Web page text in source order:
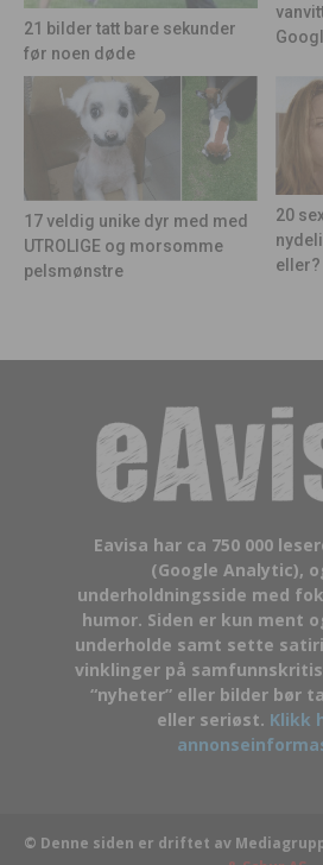
21 bilder tatt bare sekunder
før noen døde
17 veldig unike dyr med med
UTROLIGE og morsomme
pelsmønstre
20
eller?
Eavisa har ca 750 000
(Google Analytic),
underholdningsside med
humor. Siden er kun ment
underholde samt sette
vinklinger på
“nyheter” eller bilder bør
eller seriøst. Klikk
© Denne siden er driftet av